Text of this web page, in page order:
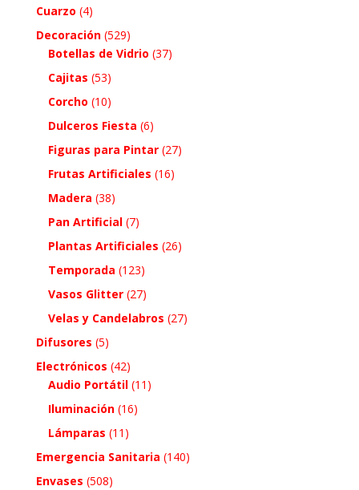
Cuarzo (4)
Decoración (529)
Botellas de Vidrio (37)
Cajitas (53)
Corcho (10)
Dulceros Fiesta (6)
Figuras para Pintar (27)
Frutas Artificiales (16)
Madera (38)
Pan Artificial (7)
Plantas Artificiales (26)
Temporada (123)
Vasos Glitter (27)
Velas y Candelabros (27)
Difusores (5)
Electrónicos (42)
Audio Portátil (11)
Iluminación (16)
Lámparas (11)
Emergencia Sanitaria (140)
Envases (508)